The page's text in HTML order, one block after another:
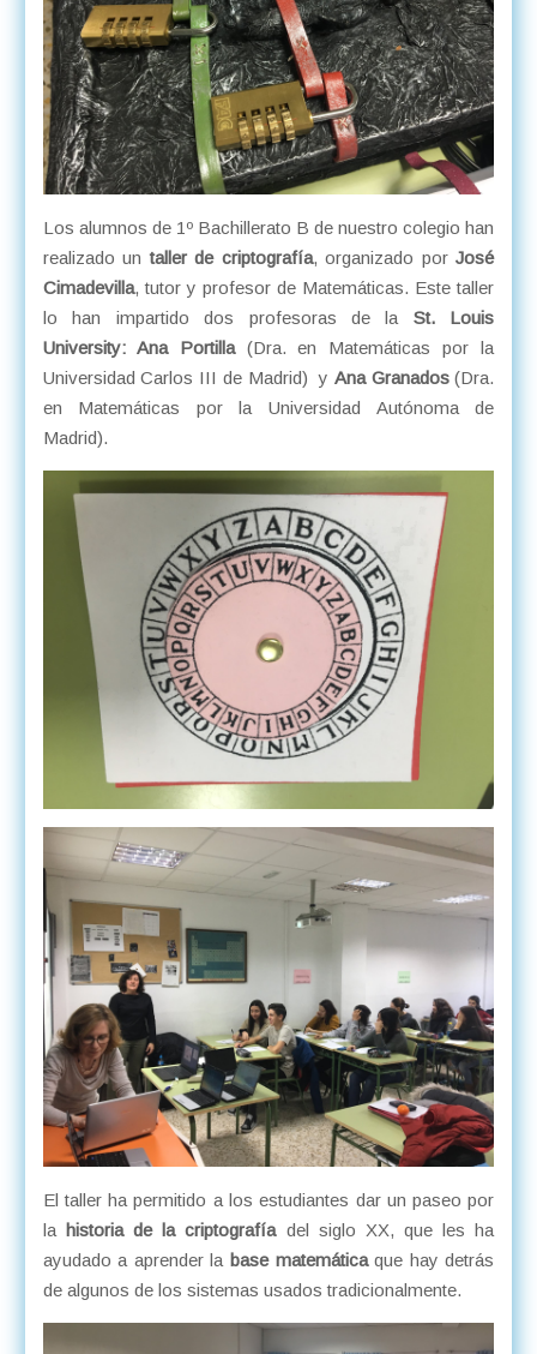
Los alumnos de 1º Bachillerato B de nuestro colegio han
realizado untaller de criptografía, organizado porJosé
Cimadevilla, tutor y profesor de Matemáticas. Este taller
lo han impartido dos profesoras de la St. Louis
University: Ana Portilla(Dra. en Matemáticas por la
Universidad Carlos III de Madrid) y Ana Granados(Dra.
en Matemáticas por la Universidad Autónoma de
Madrid).
El taller ha permitido a los estudiantes dar un paseo por
la historia de la criptografíadel siglo XX, que les ha
ayudado a aprender la base matemáticaque hay detrás
de algunos de los sistemas usados tradicionalmente.